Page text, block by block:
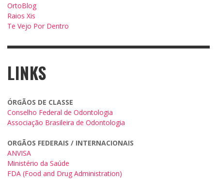
OrtoBlog
Raios Xis
Te Vejo Por Dentro
LINKS
ÓRGÃOS DE CLASSE
Conselho Federal de Odontologia
Associação Brasileira de Odontologia
ORGÃOS FEDERAIS / INTERNACIONAIS
ANVISA
Ministério da Saúde
FDA (Food and Drug Administration)